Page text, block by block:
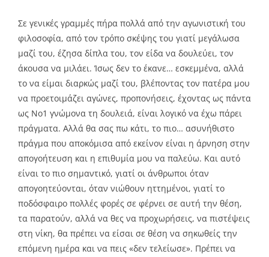
Σε γενικές γραμμές πήρα πολλά από την αγωνιστική του
φιλοσοφία, από τον τρόπο σκέψης του γιατί μεγάλωσα
μαζί του, έζησα δίπλα του, τον είδα να δουλεύει, τον
άκουσα να μιλάει. Ίσως δεν το έκανε… εσκεμμένα, αλλά
το να είμαι διαρκώς μαζί του, βλέποντας τον πατέρα μου
να προετοιμάζει αγώνες, προπονήσεις, έχοντας ως πάντα
ως Νο1 γνώμονα τη δουλειά, είναι λογικό να έχω πάρει
πράγματα. Αλλά θα σας πω κάτι, το πιο… ασυνήθιστο
πράγμα που αποκόμισα από εκείνον είναι η άρνηση στην
απογοήτευση και η επιθυμία μου να παλεύω. Και αυτό
είναι το πιο σημαντικό, γιατί οι άνθρωποι όταν
απογοητεύονται, όταν νιώθουν ηττημένοι, γιατί το
ποδόσφαιρο πολλές φορές σε φέρνει σε αυτή την θέση,
τα παρατούν, αλλά να θες να προχωρήσεις, να πιστέψεις
στη νίκη, θα πρέπει να είσαι σε θέση να σηκωθείς την
επόμενη ημέρα και να πεις «δεν τελείωσε». Πρέπει να